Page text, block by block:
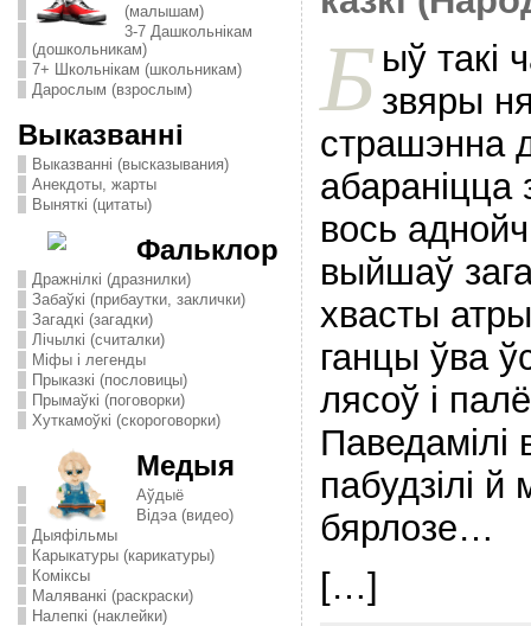
(малышам)
3-7 Дашкольнікам
(дошкольникам)
7+ Школьнікам (школьникам)
Дарослым (взрослым)
Выказванні
Выказванні (высказывания)
Анекдоты, жарты
Выняткі (цитаты)
Фальклор
Дражнілкі (дразнилки)
Забаўкі (прибаутки, заклички)
Загадкі (загадки)
Лічылкі (считалки)
Міфы і легенды
Прыказкі (пословицы)
Прымаўкі (поговорки)
Хуткамоўкі (скороговорки)
Медыя
Аўдыё
Відэа (видео)
Дыяфільмы
Карыкатуры (карикатуры)
Комiксы
Маляванкі (раскраски)
Налепкі (наклейки)
Б ыў такі
звяры
страшэнна
абараніцца
вось
выйшаў
хвасты
ганцы ўва
лясоў і
Паведамілі
пабудзілі й
бярлозе…
[…]